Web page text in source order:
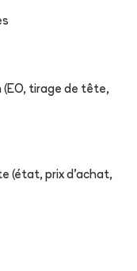
tirage de tête,
(état, prix d'achat,